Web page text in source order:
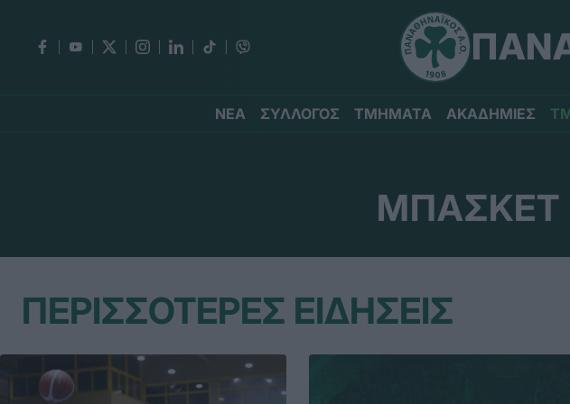
ΝΕΑ ΣΥΛΛΟΓΟΣ ΤΜΗΜΑΤΑ ΑΚΑΔΗΜΙΕΣ
ΜΠΑΣΚΕΤ
ΠΕΡΙΣΣΟΤΕΡΕΣ ΕΙΔΗΣΕΙΣ